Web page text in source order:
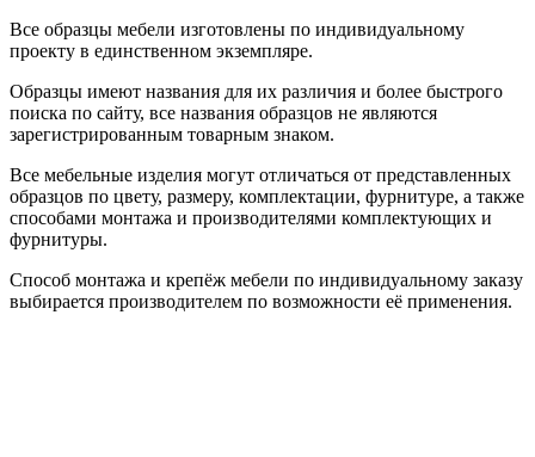
Все образцы мебели изготовлены по индивидуальному
проекту в единственном экземпляре.
Образцы имеют названия для их различия и более быстрого
поиска по сайту, все названия образцов не являются
зарегистрированным товарным знаком.
Все мебельные изделия могут отличаться от представленных
образцов по цвету, размеру, комплектации, фурнитуре, а также
способами монтажа и производителями комплектующих и
фурнитуры.
Способ монтажа и крепёж мебели по индивидуальному заказу
выбирается производителем по возможности её применения.